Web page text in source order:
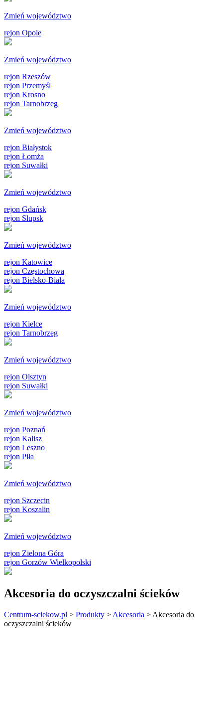
Zmień województwo
rejon Opole
Zmień województwo
rejon Rzeszów
rejon Przemyśl
rejon Krosno
rejon Tarnobrzeg
Zmień województwo
rejon Białystok
rejon Łomża
rejon Suwałki
Zmień województwo
rejon Gdańsk
rejon Słupsk
Zmień województwo
rejon Katowice
rejon Częstochowa
rejon Bielsko-Biała
Zmień województwo
rejon Kielce
rejon Tarnobrzeg
Zmień województwo
rejon Olsztyn
rejon Suwałki
Zmień województwo
rejon Poznań
rejon Kalisz
rejon Leszno
rejon Piła
Zmień województwo
rejon Szczecin
rejon Koszalin
Zmień województwo
rejon Zielona Góra
rejon Gorzów Wielkopolski
Akcesoria do oczyszczalni ścieków
Centrum-sciekow.pl > Produkty > Akcesoria > Akcesoria do
oczyszczalni ścieków